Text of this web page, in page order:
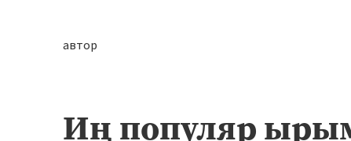
автор
Иң популяр